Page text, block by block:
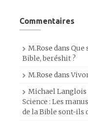
Commentaires
M.Rose dans Que
Bible, beréshit ?
M.Rose dans
Michael Langlois
Science : Les
de la Bible sont-ils